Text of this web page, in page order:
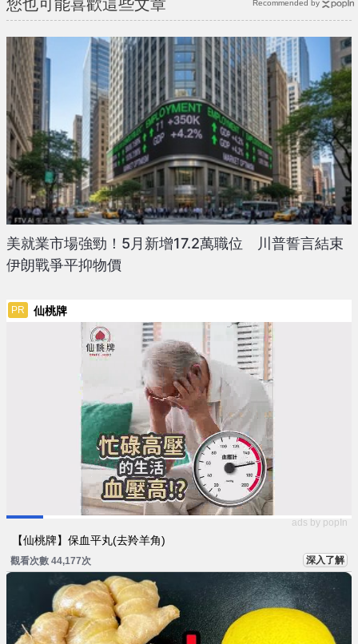
您也可能喜歡這些文章
美就業市場強勁！5月新增17.2萬職位 川普誓言結束
伊朗戰爭平抑物價
PR 仙桃牌
ads by popIn
【仙桃牌】保血平丸(去羚羊角)
觀看次數 44,177次 深入了解
Recommended by